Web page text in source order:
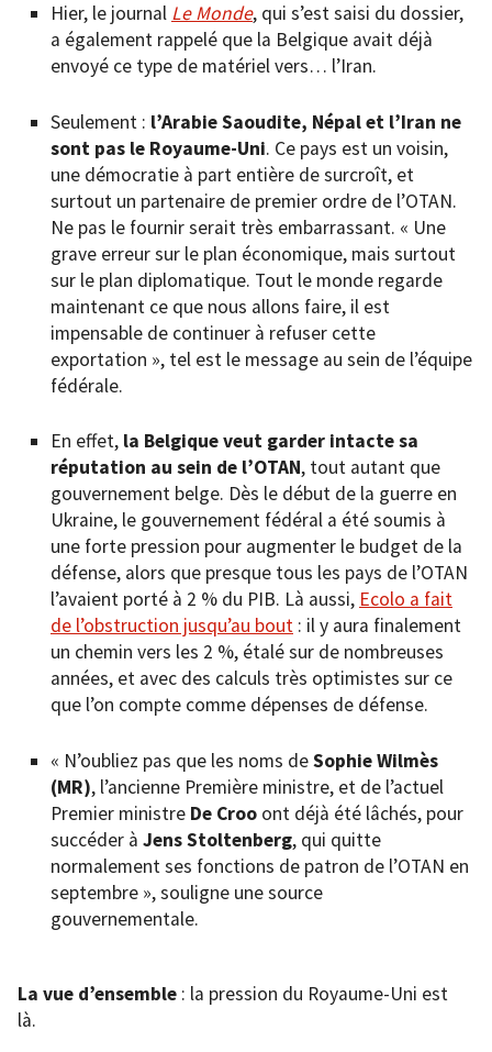
Hier, le journal Le Monde, qui s’est saisi du dossier,
a également rappelé que la Belgique avait déjà
envoyé ce type de matériel vers… l’Iran.
Seulement : l’Arabie Saoudite, Népal et l’Iran ne
sont pas le Royaume-Uni. Ce pays est un voisin,
une démocratie à part entière de surcroît, et
surtout un partenaire de premier ordre de l’OTAN.
Ne pas le fournir serait très embarrassant. « Une
grave erreur sur le plan économique, mais surtout
sur le plan diplomatique. Tout le monde regarde
maintenant ce que nous allons faire, il est
impensable de continuer à refuser cette
exportation », tel est le message au sein de l’équipe
fédérale.
En effet, la Belgique veut garder intacte sa
réputation au sein de l’OTAN, tout autant que
gouvernement belge. Dès le début de la guerre en
Ukraine, le gouvernement fédéral a été soumis à
une forte pression pour augmenter le budget de la
défense, alors que presque tous les pays de l’OTAN
l’avaient porté à 2 % du PIB. Là aussi, Ecolo a fait
de l’obstruction jusqu’au bout : il y aura finalement
un chemin vers les 2 %, étalé sur de nombreuses
années, et avec des calculs très optimistes sur ce
que l’on compte comme dépenses de défense.
« N’oubliez pas que les noms deSophie Wilmès
(MR), l’ancienne Première ministre, et de l’actuel
Premier ministre De Croo ont déjà été lâchés, pour
succéder à Jens Stoltenberg, qui quitte
normalement ses fonctions de patron de l’OTAN en
septembre », souligne une source
gouvernementale.
La vue d’ensemble : la pression du Royaume-Uni est
là.